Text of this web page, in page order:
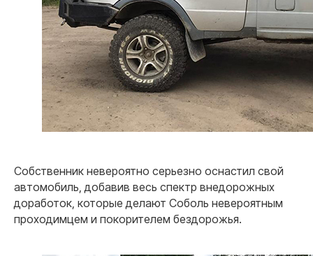
Собственник невероятно серьезно оснастил свой
автомобиль, добавив весь спектр внедорожных
доработок, которые делают Соболь невероятным
проходимцем и покорителем бездорожья.